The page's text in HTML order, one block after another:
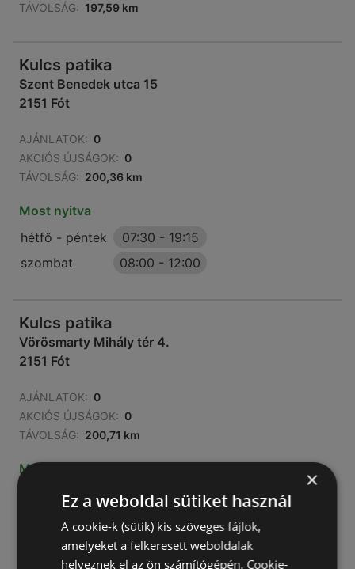
TÁVOLSÁG: 197,59 km
Kulcs patika
Szent Benedek utca 15
2151 Fót
AJÁNLATOK: 0
AKCIÓS ÚJSÁGOK: 0
TÁVOLSÁG: 200,36 km
Most nyitva
hétfő - péntek
07:30 - 19:15
szombat
08:00 - 12:00
Kulcs patika
Vörösmarty Mihály tér 4.
2151 Fót
AJÁNLATOK: 0
AKCIÓS ÚJSÁGOK: 0
TÁVOLSÁG: 200,71 km
Most nyitva
hétfő - péntek
07:30- 19:15
szombat
08:00 -12:00
×
Ez a weboldal sütiket használ
A cookie-k (sütik) kis szöveges fájlok,
amelyeket a felkeresett weboldalak
helyeznek el az ön számítógépén. Cookie-